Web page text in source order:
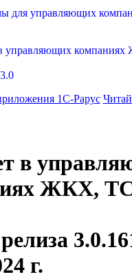
для управляющих
управляющих
1С-Рарус
в
ЖКХ,
г.